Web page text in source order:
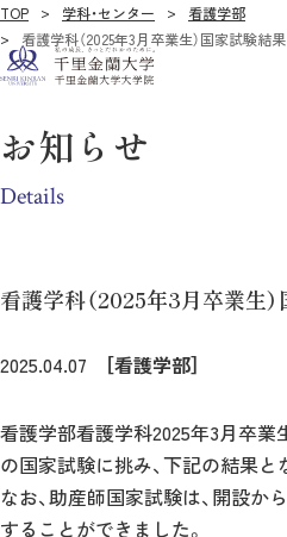
TOP 学科・センター
看護学部
看護学科（2025年3月卒業生）国家試験結
お知らせ
Details
看護学科（2025年3月卒業生
2025.04.07 ［看護学部］
看護学部看護学科2025年3月卒業
の国家試験に挑み、下記の結果と
なお、助産師国家試験は、開設か
することができました。